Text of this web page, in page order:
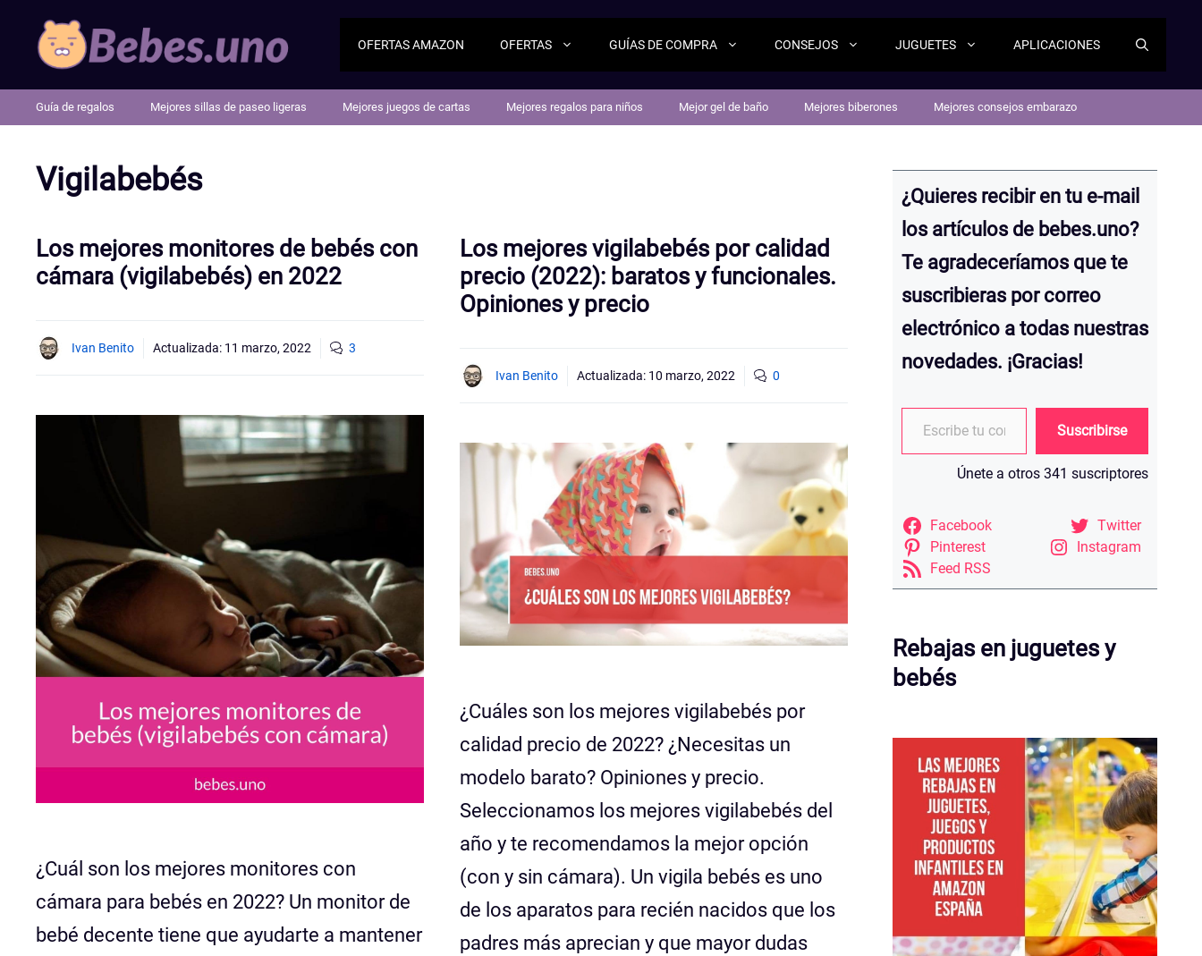
Saltar
OFERTAS AMAZON OFERTAS GUÍAS DE COMPRA CONSEJOS JUGUETES APLICACIONES
Guía de regalos Mejores sillas de paseo ligeras Mejores juegos de cartas Mejores regalos para niños Mejor gel de baño Mejores biberones Mejores consejos embarazo
Vigilabebés
Los mejores monitores de bebés con
cámara (vigilabebés) en 2022
Ivan Benito Actualizada: 11 marzo, 2022 3
¿Cuál son los mejores monitores con
cámara para bebés en 2022? Un monitor de
bebé decente tiene que ayudarte a mantener
Los mejores vigilabebés por calidad
precio (2022): baratos y funcionales.
Opiniones y precio
Ivan Benito Actualizada: 10 marzo, 2022 0
¿Cuáles son los mejores vigilabebés por
calidad precio de 2022? ¿Necesitas un
modelo barato? Opiniones y precio.
Seleccionamos los mejores vigilabebés del
año y te recomendamos la mejor opción
(con y sin cámara). Un vigila bebés es uno
de los aparatos para recién nacidos que los
padres más aprecian y que mayor dudas
¿Quieres recibir en tu e-mail
los artículos de bebes.uno?
Te agradeceríamos que te
suscribieras por correo
electrónico a todas nuestras
novedades. ¡Gracias!
Escribe tu correo electrónico…
Suscribirse
Únete a otros 341 suscriptores
Facebook
Twitter
Pinterest
Instagram
Feed RSS
Rebajas en juguetes y
bebés